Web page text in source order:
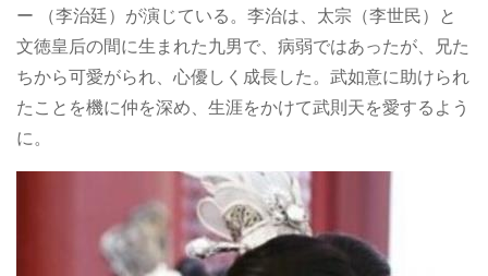
ー （李治廷）が演じている。李治は、太宗（李世民）と
文徳皇后の間に生まれた九男で、病弱ではあったが、兄た
ちから可愛がられ、心優しく成長した。武如意に助けられ
たことを機に仲を深め、生涯をかけて武則天を愛するよう
に。